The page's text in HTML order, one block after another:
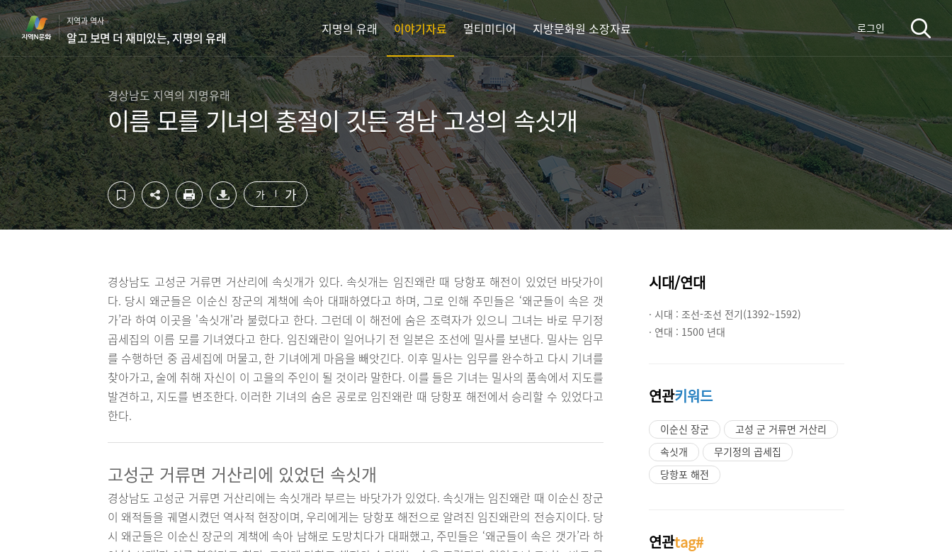
컨
텐
츠
영
역
바
로
가
기
하
단
영
역
바
로
가
기
지역과 역사
알고 보면 더 재미있는, 지명의 유래
지명의 유래 이야기자료 멀티미디어 지방문화원 소장자료 로그인
경상남도 지역의 지명유래
이름 모를 기녀의 충절이 깃든 경남 고성의 속싯개
가 가
경상남도 고성군 거류면 거산리에 속싯개가 있다. 속싯개는 임진왜란 때 당항포 해전이 있었던 바닷가이
다. 당시 왜군들은 이순신 장군의 계책에 속아 대패하였다고 하며, 그로 인해 주민들은 ‘왜군들이 속은 갯
가’라 하여 이곳을 '속싯개'라 불렀다고 한다. 그런데 이 해전에 숨은 조력자가 있으니 그녀는 바로 무기정
곱세집의 이름 모를 기녀였다고 한다. 임진왜란이 일어나기 전 일본은 조선에 밀사를 보낸다. 밀사는 임무
를 수행하던 중 곱세집에 머물고, 한 기녀에게 마음을 빼앗긴다. 이후 밀사는 임무를 완수하고 다시 기녀를
찾아가고, 술에 취해 자신이 이 고을의 주인이 될 것이라 말한다. 이를 들은 기녀는 밀사의 품속에서 지도를
발견하고, 지도를 변조한다. 이러한 기녀의 숨은 공로로 임진왜란 때 당항포 해전에서 승리할 수 있었다고
한다.
고성군 거류면 거산리에 있었던 속싯개
경상남도 고성군 거류면 거산리에는 속싯개라 부르는 바닷가가 있었다. 속싯개는 임진왜란 때 이순신 장군
이 왜적들을 궤멸시켰던 역사적 현장이며, 우리에게는 당항포 해전으로 알려진 임진왜란의 전승지이다. 당
시 왜군들은 이순신 장군의 계책에 속아 남해로 도망치다가 대패했고, 주민들은 ‘왜군들이 속은 갯가’라 하
시대/연대
· 시대 : 조선-조선 전기(1392~1592)
· 연대 : 1500 년대
연관키워드
이순신 장군
고성 군 거류면 거산리
속싯개
무기정의 곱세집
당항포 해전
연관tag#